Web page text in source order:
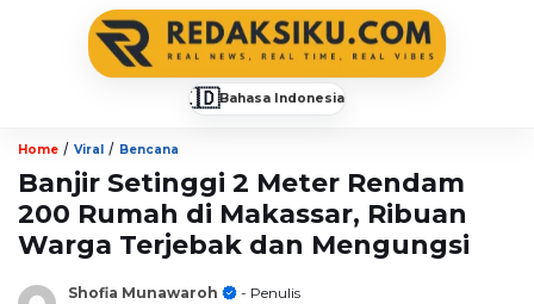
🇮🇩Bahasa Indonesia
Home / Viral / Bencana
Banjir Setinggi 2 Meter Rendam
200 Rumah di Makassar, Ribuan
Warga Terjebak dan Mengungsi
Shofia Munawaroh
- Penulis